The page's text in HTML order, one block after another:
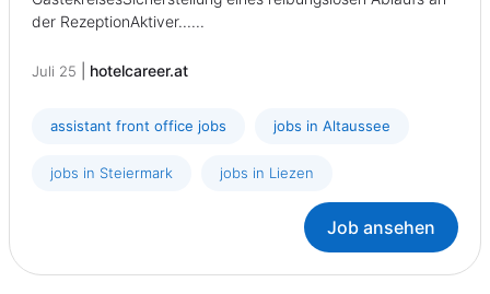
der RezeptionAktiver......
Juli 25 hotelcareer.at
assistant front office jobs jobs in Altaussee
jobs in Steiermark jobs in Liezen
Job ansehen